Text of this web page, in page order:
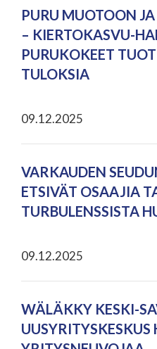
PURU MUOTOON
– KIERTOKASVU-
PURUKOKEET
TULOKSIA
09.12.2025
VARKAUDEN
ETSIVÄT OSAAJIA
TURBULENSSISTA
09.12.2025
WÄLÄKKY KESKI-
UUSYRITYSKESKUS